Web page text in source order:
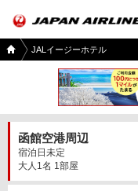
国内
ツア
JALイージーホテル
函館空港周辺
宿泊日未定
大人1名 1部屋